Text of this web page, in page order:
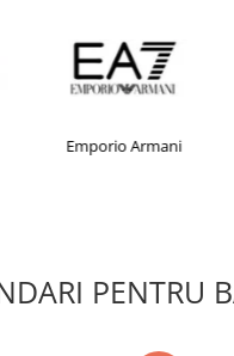
Emporio Armani
PENTRU